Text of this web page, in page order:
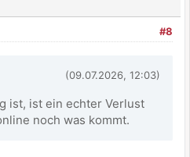
#8
(09.07.2026, 12:03)
ist, ist ein echter Verlust
noch was kommt.